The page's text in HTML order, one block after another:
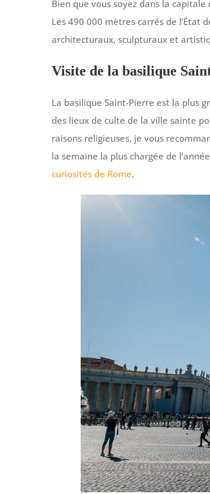
Bien que vous soyez dans la
Les 490 000 mètres carrés de l’État
architecturaux, sculpturaux et
Visite de la basilique
La basilique Saint-Pierre est la plus
des lieux de culte de la ville sainte
raisons religieuses, je vous
la semaine la plus chargée de
curiosités de Rome.